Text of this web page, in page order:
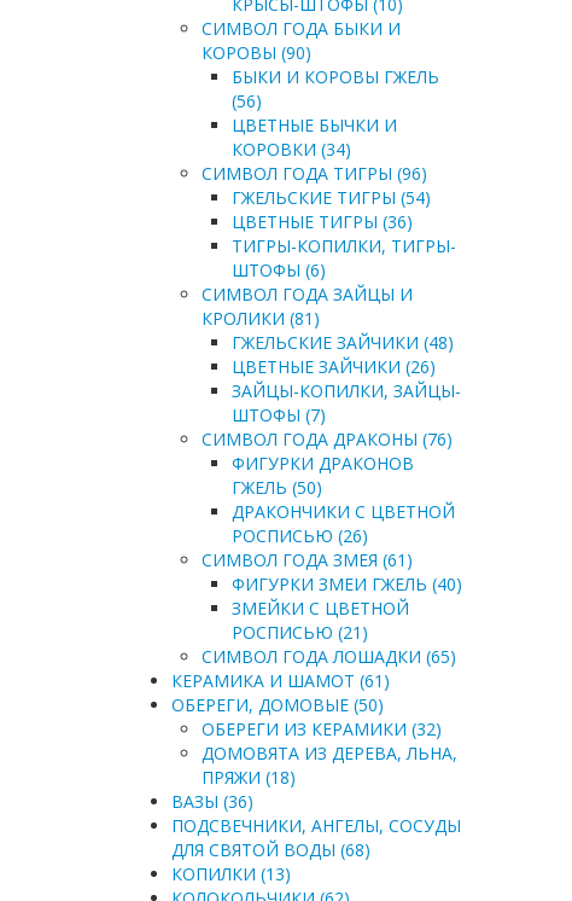
СИМВОЛ ГОДА БЫКИ И
КОРОВЫ (90)
БЫКИ И КОРОВЫ ГЖЕЛЬ
(56)
ЦВЕТНЫЕ БЫЧКИ И
КОРОВКИ (34)
СИМВОЛ ГОДА ТИГРЫ (96)
ГЖЕЛЬСКИЕ ТИГРЫ (54)
ЦВЕТНЫЕ ТИГРЫ (36)
ТИГРЫ-КОПИЛКИ, ТИГРЫ-
ШТОФЫ (6)
СИМВОЛ ГОДА ЗАЙЦЫ И
КРОЛИКИ (81)
ГЖЕЛЬСКИЕ ЗАЙЧИКИ (48)
ЦВЕТНЫЕ ЗАЙЧИКИ (26)
ЗАЙЦЫ-КОПИЛКИ, ЗАЙЦЫ-
ШТОФЫ (7)
СИМВОЛ ГОДА ДРАКОНЫ (76)
ФИГУРКИ ДРАКОНОВ
ГЖЕЛЬ (50)
ДРАКОНЧИКИ С ЦВЕТНОЙ
РОСПИСЬЮ (26)
СИМВОЛ ГОДА ЗМЕЯ (61)
ФИГУРКИ ЗМЕИ ГЖЕЛЬ (40)
ЗМЕЙКИ С ЦВЕТНОЙ
РОСПИСЬЮ (21)
СИМВОЛ ГОДА ЛОШАДКИ (65)
КЕРАМИКА И ШАМОТ (61)
ОБЕРЕГИ, ДОМОВЫЕ (50)
ОБЕРЕГИ ИЗ КЕРАМИКИ (32)
ДОМОВЯТА ИЗ ДЕРЕВА, ЛЬНА,
ПРЯЖИ (18)
ВАЗЫ (36)
ПОДСВЕЧНИКИ, АНГЕЛЫ, СОСУДЫ
ДЛЯ СВЯТОЙ ВОДЫ (68)
КОПИЛКИ (13)